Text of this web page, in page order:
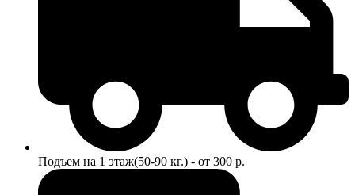
Подъем на 1 этаж(50-90 кг.) - от 300 р.